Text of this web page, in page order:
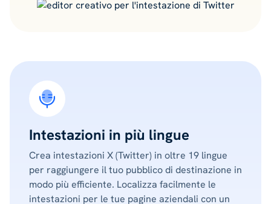
Intestazioni in più lingue
Crea intestazioni X (Twitter) in oltre 19 lingue
per raggiungere il tuo pubblico di destinazione in
modo più efficiente. Localizza facilmente le
intestazioni per le tue pagine aziendali con un